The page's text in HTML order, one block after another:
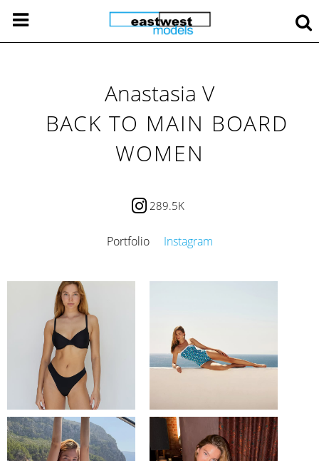
Anastasia V
BACK TO MAIN BOARD
WOMEN
289.5K
Portfolio Instagram